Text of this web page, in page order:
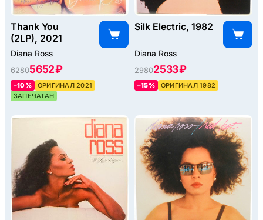
Thank You
(2LP), 2021
Diana Ross
62805652 ₽
–10%
ОРИГИНАЛ 2021
ЗАПЕЧАТАН
Silk Electric, 1982
Diana Ross
29802533 ₽
–15% ОРИГИНАЛ 1982